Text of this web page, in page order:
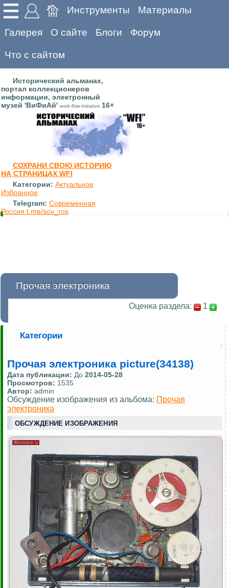
Инструменты Материалы
Галерея О сайте Блоги Форум
Что с сайтом
Исторический альманах,
портал коллекционеров
информации, электронный
музей 'ВиФиАй' work-flow-Initiative 16+
СОХРАНИ СВОЮ ИСТОРИЮ
НА СТРАНИЦАХ WFI
Категории: Актуальное
Избранное
Telegram: Современная
Россия t.me/sov_ros
Прочая электроника
Оценка раздела: 1
Категории
Прочая электроника picture(34138)
Дата публикации: До 2014-05-28
Просмотров: 1535
Автор: admin
Обсуждение изображения из альбома: Прочая
электроника
ОБСУЖДЕНИЕ ИЗОБРАЖЕНИЯ